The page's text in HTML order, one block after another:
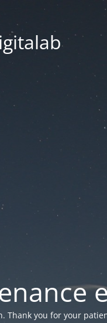
Thank you for your